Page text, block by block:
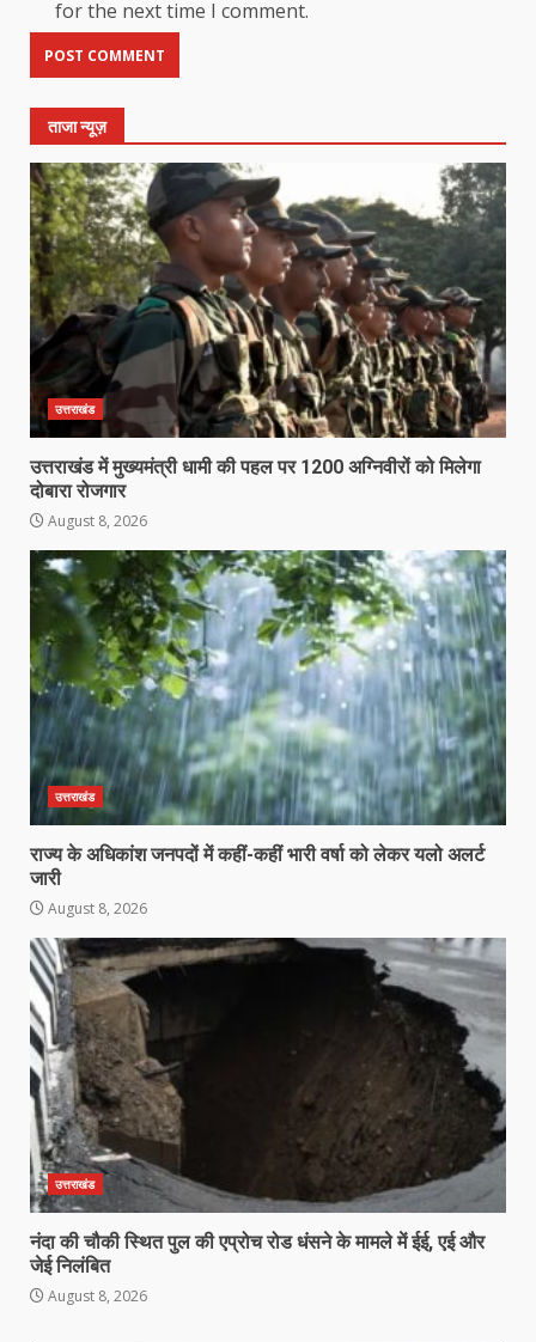
for the next time I comment.
ताजा न्यूज़
उत्तराखंड
उत्तराखंड में मुख्यमंत्री धामी की पहल पर 1200 अग्निवीरों को मिलेगा
दोबारा रोजगार
August 8, 2026
उत्तराखंड
राज्य के अधिकांश जनपदों में कहीं-कहीं भारी वर्षा को लेकर यलो अलर्ट
जारी
August 8, 2026
उत्तराखंड
नंदा की चौकी स्थित पुल की एप्रोच रोड धंसने के मामले में ईई, एई और
जेई निलंबित
August 8, 2026